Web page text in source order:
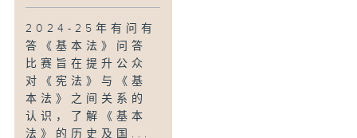
2024-25年有问有
答《基本法》问答
比赛旨在提升公众
对《宪法》与《基
本法》之间关系的
认识，了解《基本
法》的历史及国...